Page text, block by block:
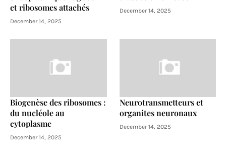
et ribosomes attachés
December 14, 2025
December 14, 2025
Biogenèse des ribosomes :
du nucléole au
cytoplasme
December 14, 2025
Neurotransmetteurs et
organites neuronaux
December 14, 2025